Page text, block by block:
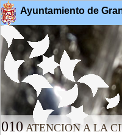
Ayuntamiento de
010 ATENCION A LA